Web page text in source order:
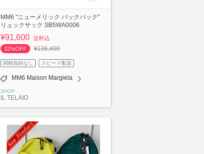
MM6 "ニューメリック バックパック"
リュックサック SB5WA0006
¥91,600 送料込
32%OFF
¥136,400
関税負担なし スピード配送
MM6 Maison Margiela
SHOP
IL TELAIO